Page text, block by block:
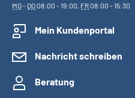
MO- DO08:00 - 19:00, FR08:00 - 15:30
Mein Kundenportal
Nachricht schreiben
Beratung